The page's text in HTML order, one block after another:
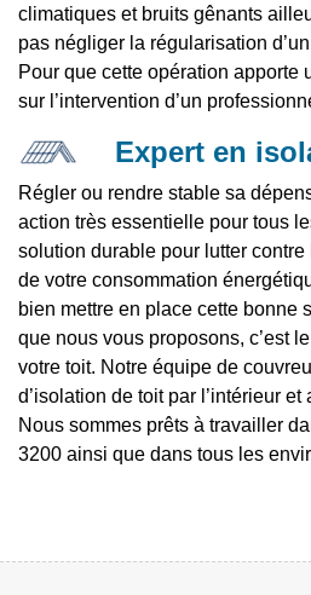
climatiques et bruits gênants
pas négliger la régularisation
Pour que cette opération apporte
sur l’intervention d’un
Expert en
Régler ou rendre stable sa
action très essentielle pour tous
solution durable pour lutter
de votre consommation
bien mettre en place cette bonne
que nous vous proposons, c’est
votre toit. Notre équipe de
d’isolation de toit par l’intérieur et
Nous sommes prêts à travailler
3200 ainsi que dans tous les